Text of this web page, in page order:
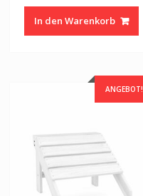
In den Warenkorb
ANGEBOT!